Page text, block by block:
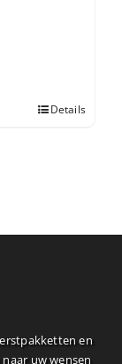
Details
en
uw wensen